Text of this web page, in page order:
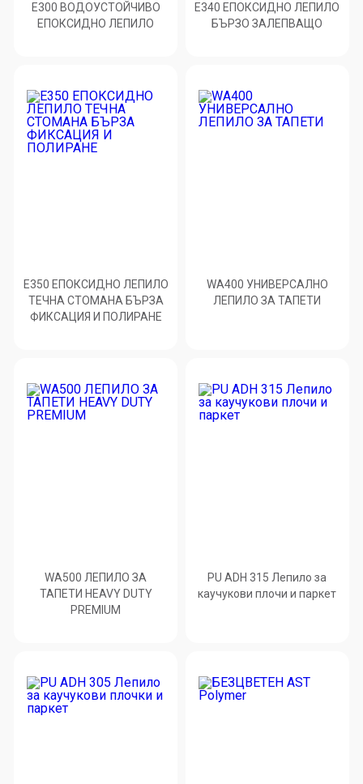
E300 ВОДОУСТОЙЧИВО
ЕПОКСИДНО ЛЕПИЛО
E340 ЕПОКСИДНО ЛЕПИЛО
БЪРЗО ЗАЛЕПВАЩО
E350 ЕПОКСИДНО ЛЕПИЛО
ТЕЧНА СТОМАНА БЪРЗА
ФИКСАЦИЯ И ПОЛИРАНЕ
WA400 УНИВЕРСАЛНО
ЛЕПИЛО ЗА ТАПЕТИ
WA500 ЛЕПИЛО ЗА
ТАПЕТИ HEAVY DUTY
PREMIUM
PU ADH 315 Лепило за
каучукови плочи и паркет